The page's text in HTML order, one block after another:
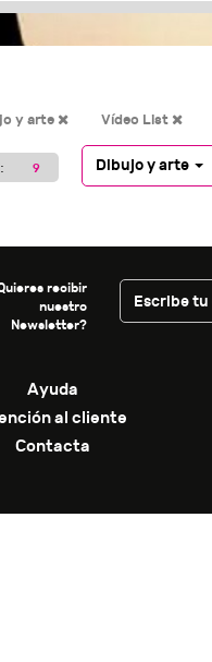
Vídeo List
y arte
9 Dibujo y arte
recibir
nuestro
Newsletter?
Ayuda
al cliente
Contacta